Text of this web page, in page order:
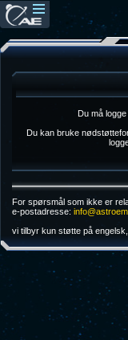
Du må
Du kan bruke
For spørsmål som ikke er
e-postadresse:
vi tilbyr kun støtte på